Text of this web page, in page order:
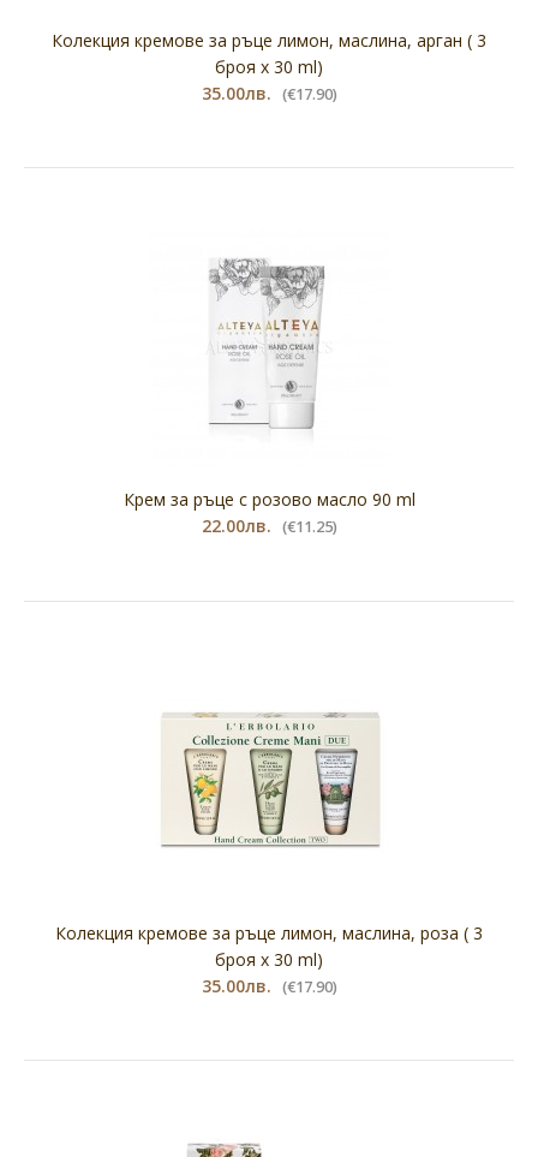
Колекция кремове за ръце лимон, маслина, арган ( 3
броя х 30 ml)
35.00лв. (€17.90)
Крем за ръце с розово масло 90 ml
22.00лв. (€11.25)
Колекция кремове за ръце лимон, маслина, роза ( 3
броя х 30 ml)
35.00лв. (€17.90)